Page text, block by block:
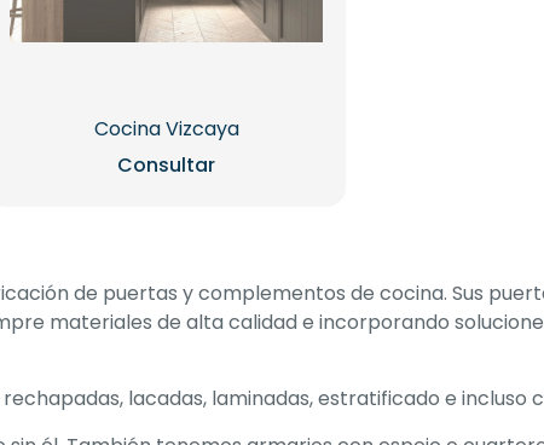
Cocina Vizcaya
Consultar
de puertas y complementos de cocina. Sus
materiales de alta calidad e incorporando
lacadas, laminadas, estratificado e incluso